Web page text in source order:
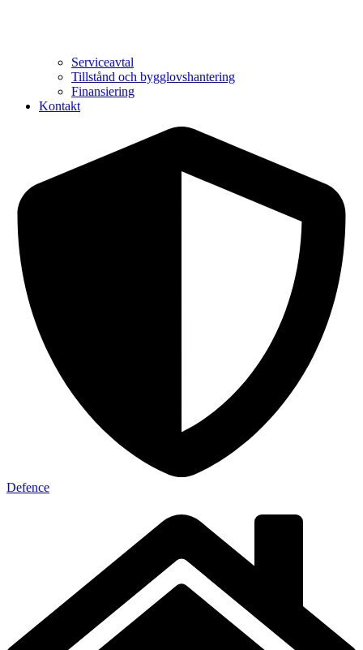
Serviceavtal
Tillstånd och bygglovshantering
Finansiering
Kontakt
Defence